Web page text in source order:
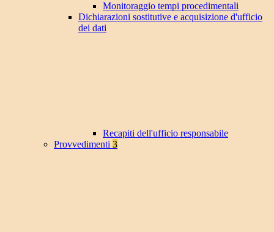
Monitoraggio tempi procedimentali
Dichiarazioni sostitutive e acquisizione d'ufficio
dei dati
Recapiti dell'ufficio responsabile
Provvedimenti 3